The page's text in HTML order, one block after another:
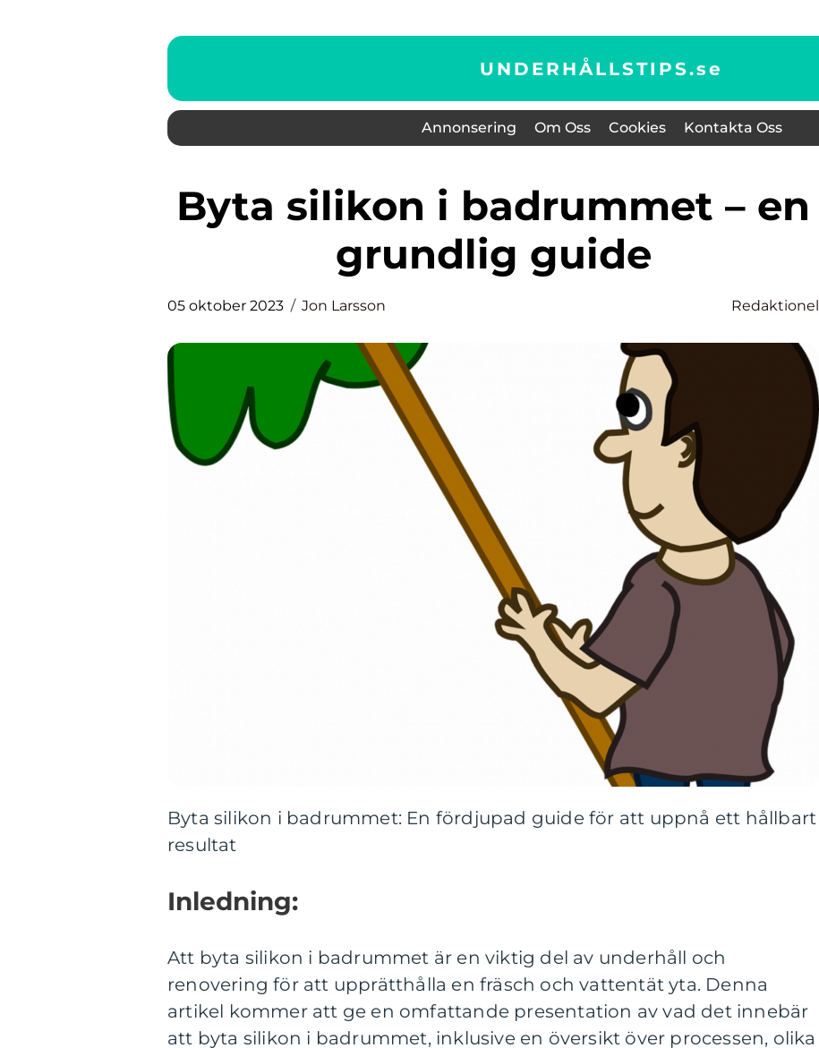
UNDERHÅLLSTIPS.se
Annonsering Om Oss Cookies Kontakta Oss
Byta silikon i badrummet – en
grundlig guide
05 oktober 2023 Jon Larsson Redaktionel
Byta silikon i badrummet: En fördjupad guide för att uppnå ett hållbart
resultat
Inledning:
Att byta silikon i badrummet är en viktig del av underhåll och
renovering för att upprätthålla en fräsch och vattentät yta. Denna
artikel kommer att ge en omfattande presentation av vad det innebär
att byta silikon i badrummet, inklusive en översikt över processen, olika